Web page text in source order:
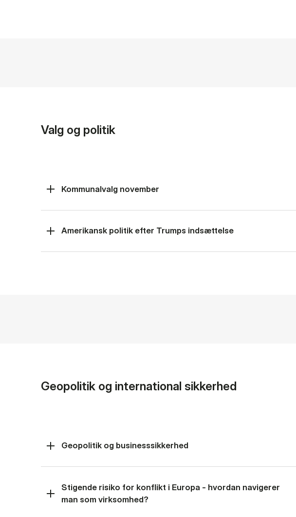
Valg og politik
Kommunalvalg november
Amerikansk politik efter Trumps indsættelse
Geopolitik og international sikkerhed
Geopolitik og businesssikkerhed
Stigende risiko for konflikt i Europa - hvordan navigerer
man som virksomhed?